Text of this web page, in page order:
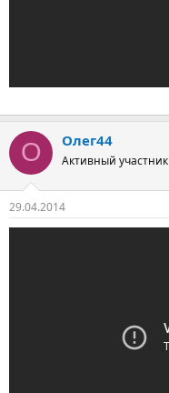
О Олег44
Активный участник
29.04.2014